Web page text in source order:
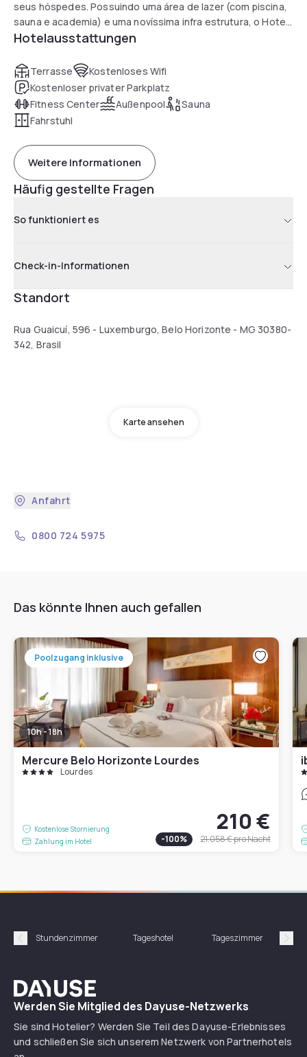
seus hóspedes. Possuindo uma área de lazer (com piscina,
sauna e academia) e uma novíssima infra estrutura, o Hotel
se preocupa em oferecer o melhor aos que optam por estar
Hotelausstattungen
Terrasse
Kostenloses Wifi
Kostenloser privater Parkplatz
Fitness Center
Außenpool
Sauna
Fahrstuhl
Weitere Informationen
Häufig gestellte Fragen
So funktioniert es
Check-in-Informationen
Standort
Rua Guaicuí, 596 - Luxemburgo, Belo Horizonte - MG 30380-
342, Brasil
Karte ansehen
Anfahrt
0800 724 5975
Das könnte Ihnen auch gefallen
Poolzugang inklusive
10h - 18h
Mercure Belo Horizonte Lourdes
Lourdes
Kostenlose Stornierung
Zahlung im Hotel
210 €
-100% 21.058 €pro Nacht
Précédent
Stundenzimmer Tageshotel Tageszimmer
Dayuse
Werden Sie Mitglied des Dayuse-Netzwerks
Sie sind Hotelier? Werden Sie Teil des Dayuse-Erlebnisses
und schließen Sie sich unserem Netzwerk von Partnerhotels